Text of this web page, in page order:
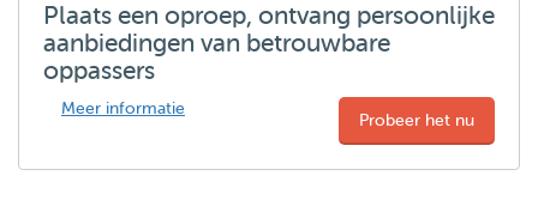
Plaats een oproep, ontvang persoonlijke
aanbiedingen van betrouwbare
oppassers
Meer informatie
Probeer het nu